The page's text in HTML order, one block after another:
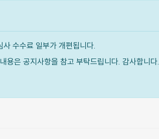
수수료 일부가 개편됩니다.
용은 공지사항을 참고 부탁드립니다. 감사합니다.